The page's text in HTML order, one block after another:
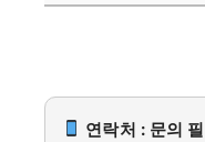
연락처 : 문의